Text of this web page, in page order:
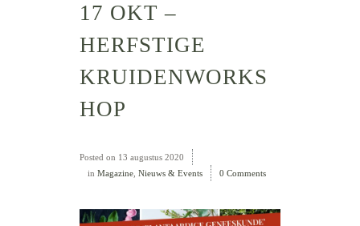
17 OKT –
HERFSTIGE
KRUIDENWORKS
HOP
Posted on 13 augustus 2020
in Magazine Nieuws & Events 0 Comments